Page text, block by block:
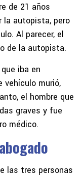
de 21 años
la autopista, pero
Al parecer, el
de la autopista.
iba en
vehículo murió,
el hombre que
graves y fue
médico.
las tres personas